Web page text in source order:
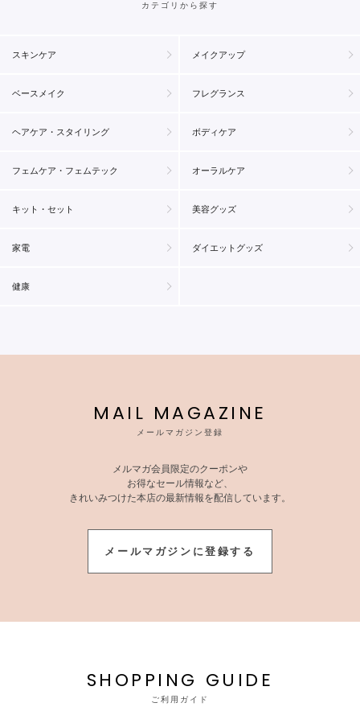
カテゴリから探す
スキンケア メイクアップ
ベースメイク フレグランス
ヘアケア・スタイリング ボディケア
フェムケア・フェムテック オーラルケア
キット・セット 美容グッズ
家電 ダイエットグッズ
健康
MAIL MAGAZINE
メールマガジン登録
メルマガ会員限定のクーポンや
お得なセール情報など、
きれいみつけた本店の最新情報を配信しています。
メールマガジンに登録する
SHOPPING GUIDE
ご利用ガイド